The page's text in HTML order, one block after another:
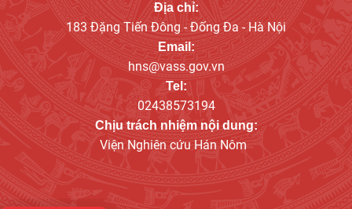
Địa chỉ:
183 Đặng Tiến Đông - Đống Đa - Hà Nội
Email:
hns@vass.gov.vn
Tel:
02438573194
Chịu trách nhiệm nội dung:
Viện Nghiên cứu Hán Nôm